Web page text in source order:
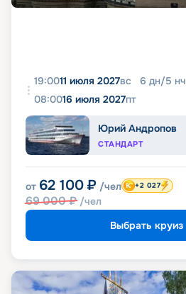
19:0011 июля 2027вс 6 дн/5 нч
08:0016 июля 2027пт
Юрий Андропов
СТАНДАРТ
от 62 100 ₽ /чел
69 000₽ /чел
+2 027
Выбрать круиз